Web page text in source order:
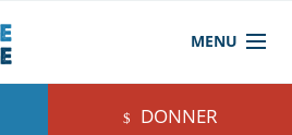
MENU
DONNER